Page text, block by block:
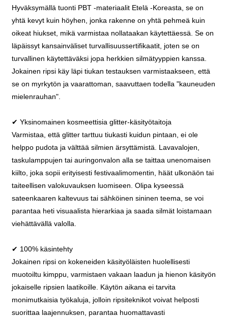
Hyväksymällä tuonti PBT -materiaalit Etelä -Koreasta, se on
yhtä kevyt kuin höyhen, jonka rakenne on yhtä pehmeä kuin
oikeat hiukset, mikä varmistaa nollataakan käytettäessä. Se on
läpäissyt kansainväliset turvallisuussertifikaatit, joten se on
turvallinen käytettäväksi jopa herkkien silmätyyppien kanssa.
Jokainen ripsi käy läpi tiukan testauksen varmistaakseen, että
se on myrkytön ja vaarattoman, saavuttaen todella "kauneuden
mielenrauhan".
✔ Yksinomainen kosmeettisia glitter-käsityötaitoja
Varmistaa, että glitter tarttuu tiukasti kuidun pintaan, ei ole
helppo pudota ja välttää silmien ärsyttämistä. Lavavalojen,
taskulamppujen tai auringonvalon alla se taittaa unenomaisen
kiilto, joka sopii erityisesti festivaalimomentin, häät ulkonäön tai
taiteellisen valokuvauksen luomiseen. Olipa kyseessä
sateenkaaren kaltevuus tai sähköinen sininen teema, se voi
parantaa heti visuaalista hierarkiaa ja saada silmät loistamaan
viehättävällä valolla.
✔ 100% käsintehty
Jokainen ripsi on kokeneiden käsityöläisten huolellisesti
muotoiltu kimppu, varmistaen vakaan laadun ja hienon käsityön
jokaiselle ripsien laatikoille. Käytön aikana ei tarvita
monimutkaisia työkaluja, jolloin ripsiteknikot voivat helposti
suorittaa laajennuksen, parantaa huomattavasti